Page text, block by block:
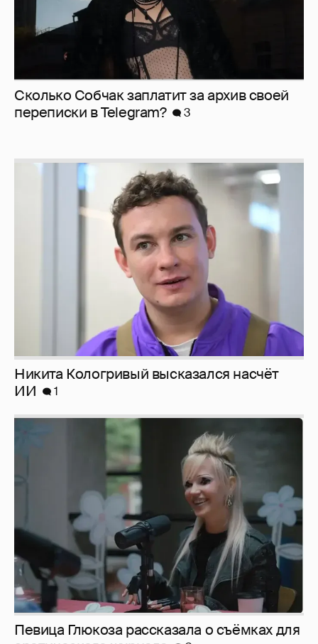
Сколько Собчак заплатит за архив своей
перeписки в Telegram?
3
Никита Кологривый высказался насчёт
ИИ
1
Певица Глюкоза рассказала о съёмках для